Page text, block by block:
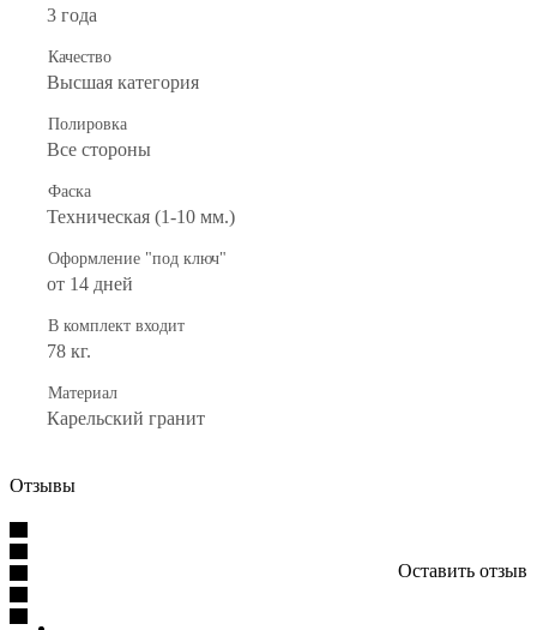
3 года
Качество
Высшая категория
Полировка
Все стороны
Фаска
Техническая (1-10 мм.)
Оформление "под ключ"
от 14 дней
В комплект входит
78 кг.
Материал
Карельский гранит
Отзывы
Оставить отзыв